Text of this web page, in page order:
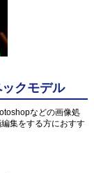
クモデル
などの画像処
集をする方におすす